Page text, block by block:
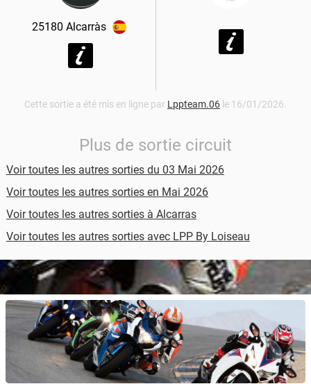
25180 Alcarràs
Cette sortie a été mis en ligne par Lppteam.06le 16/01/2026.
Plus de sortie circuit
Voir toutes les autres sorties du 03 Mai 2026
Voir toutes les autres sorties en Mai 2026
Voir toutes les autres sorties à Alcarras
Voir toutes les autres sorties avec LPP By Loiseau